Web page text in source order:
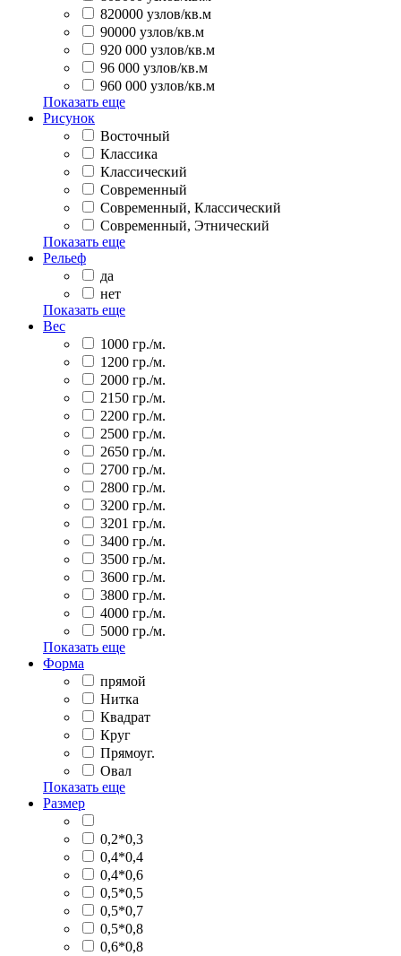
820000 узлов/кв.м
90000 узлов/кв.м
920 000 узлов/кв.м
96 000 узлов/кв.м
960 000 узлов/кв.м
Показать еще
Рисунок
Восточный
Классика
Классический
Современный
Современный, Классический
Современный, Этнический
Показать еще
Рельеф
да
нет
Показать еще
Вес
1000 гр./м.
1200 гр./м.
2000 гр./м.
2150 гр./м.
2200 гр./м.
2500 гр./м.
2650 гр./м.
2700 гр./м.
2800 гр./м.
3200 гр./м.
3201 гр./м.
3400 гр./м.
3500 гр./м.
3600 гр./м.
3800 гр./м.
4000 гр./м.
5000 гр./м.
Показать еще
Форма
прямой
Нитка
Квадрат
Круг
Прямоуг.
Овал
Показать еще
Размер
0,2*0,3
0,4*0,4
0,4*0,6
0,5*0,5
0,5*0,7
0,5*0,8
0,6*0,8